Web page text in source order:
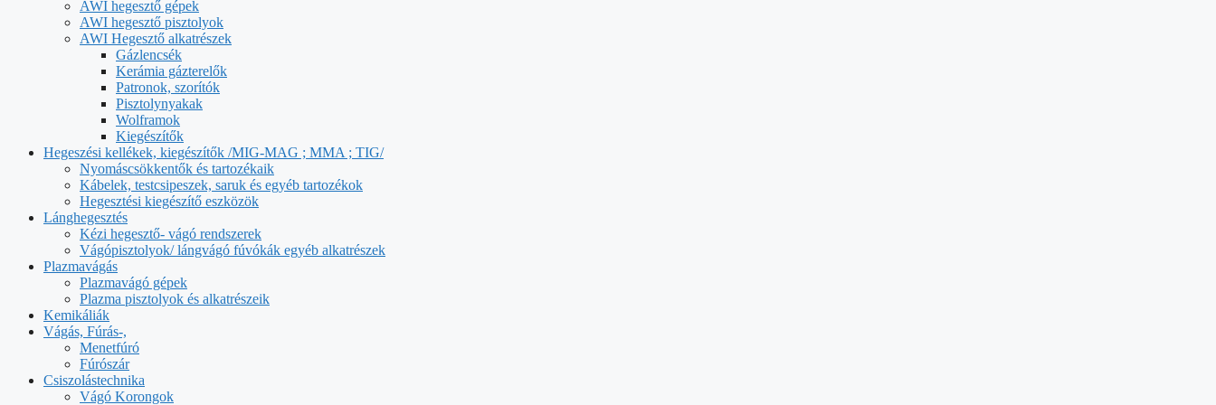
AWI hegesztő gépek
AWI hegesztő pisztolyok
AWI Hegesztő alkatrészek
Gázlencsék
Kerámia gázterelők
Patronok, szorítók
Pisztolynyakak
Wolframok
Kiegészítők
Hegeszési kellékek, kiegészítők /MIG-MAG ; MMA ; TIG/
Nyomáscsökkentők és tartozékaik
Kábelek, testcsipeszek, saruk és egyéb tartozékok
Hegesztési kiegészítő eszközök
Lánghegesztés
Kézi hegesztő- vágó rendszerek
Vágópisztolyok/ lángvágó fúvókák egyéb alkatrészek
Plazmavágás
Plazmavágó gépek
Plazma pisztolyok és alkatrészeik
Kemikáliák
Vágás, Fúrás-,
Menetfúró
Fúrószár
Csiszolástechnika
Vágó Korongok